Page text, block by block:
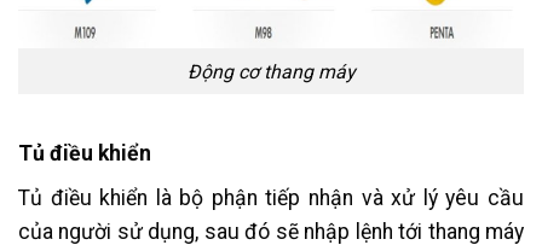
Động cơ thang máy
Tủ điều khiển
Tủ điều khiển là bộ phận tiếp nhận và xử lý yêu cầu
của người sử dụng, sau đó sẽ nhập lệnh tới thang máy